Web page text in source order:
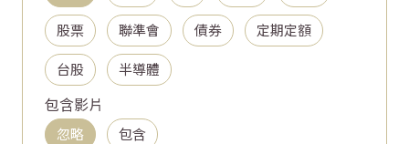
股票 聯準會 債券 定期定額
台股 半導體
包含影片
忽略
包含